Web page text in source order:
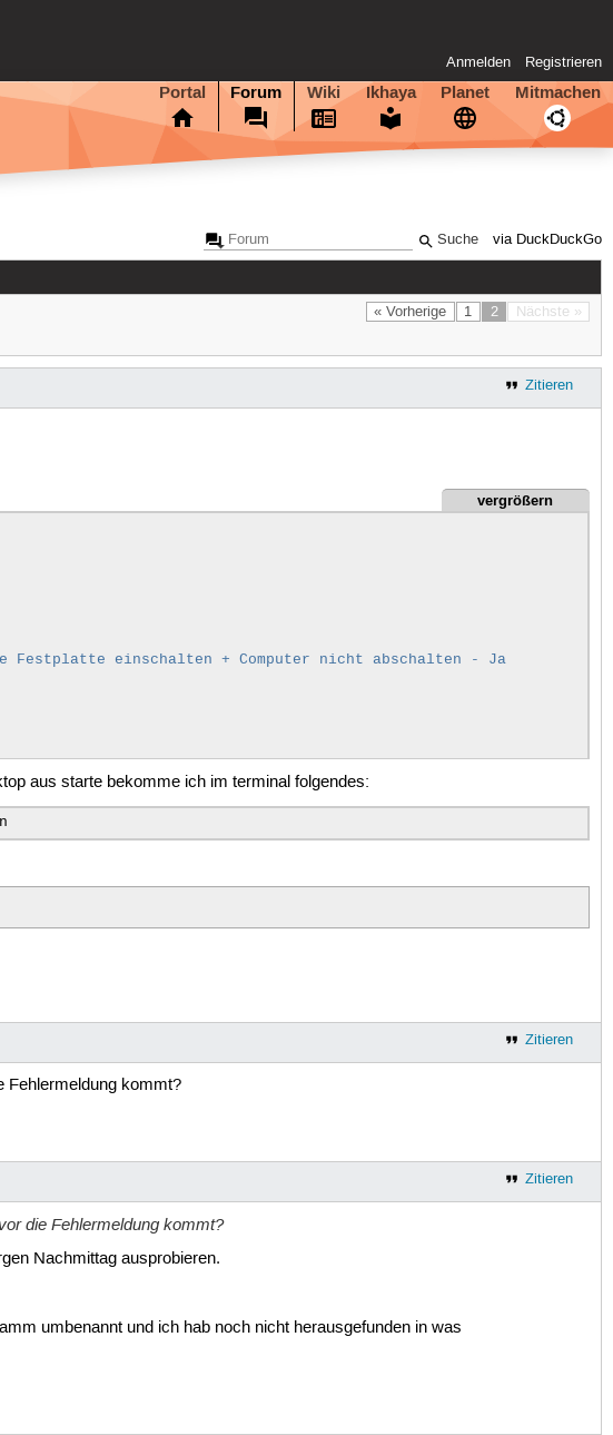
Anmelden Registrieren
Portal Forum Wiki Ikhaya Planet Mitmachen
via DuckDuckGo
« Vorherige 1 2 Nächste »
Zitieren
vergrößern
Festplatte einschalten + Computer nicht abschalten - Ja
aus starte bekomme ich im terminal folgendes:
Zitieren
Fehlermeldung kommt?
Zitieren
die Fehlermeldung kommt?
Nachmittag ausprobieren.
umbenannt und ich hab noch nicht herausgefunden in was